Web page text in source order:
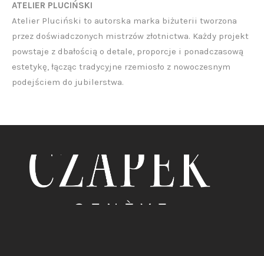
ATELIER PLUCIŃSKI
Atelier Pluciński to autorska marka biżuterii tworzona
przez doświadczonych mistrzów złotnictwa. Każdy projekt
powstaje z dbałością o detale, proporcje i ponadczasową
estetykę, łącząc tradycyjne rzemiosło z nowoczesnym
podejściem do jubilerstwa.